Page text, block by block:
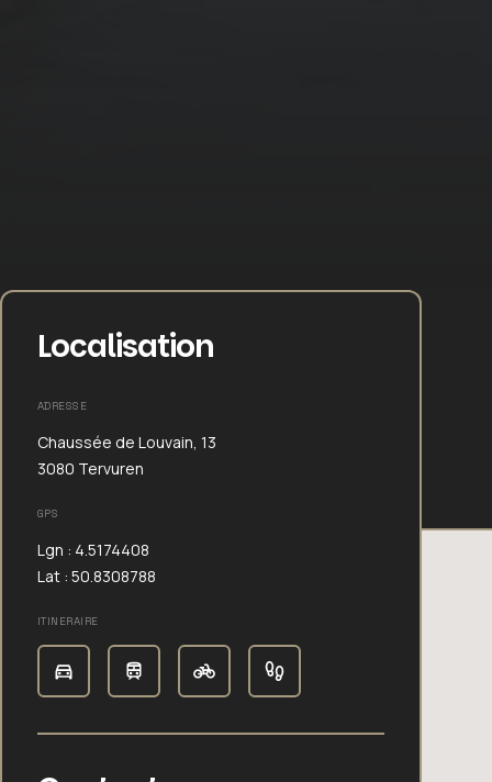
Localisation
ADRESSE
Chaussée de Louvain, 13
3080 Tervuren
GPS
Lgn : 4.5174408
Lat : 50.8308788
ITINERAIRE